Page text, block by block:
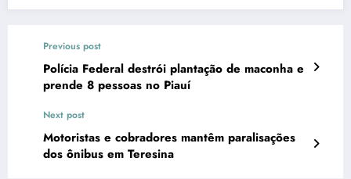
Previous post
Polícia Federal destrói plantação de maconha e
prende 8 pessoas no Piauí
Next post
Motoristas e cobradores mantêm paralisações
dos ônibus em Teresina